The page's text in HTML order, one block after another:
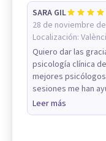
SARA GIL
28 de noviembre
Localización:
Quiero dar las
psicología clínica
mejores
sesiones me han
Leer más